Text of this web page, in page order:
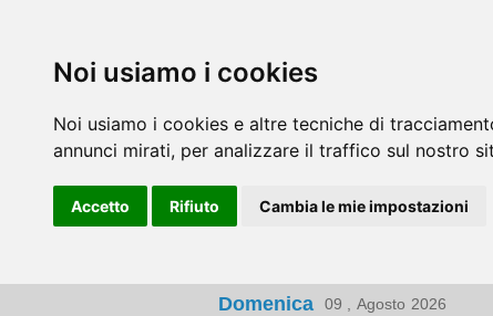
Noi usiamo i cookies
Noi usiamo i cookies e altre tecniche di
annunci mirati, per analizzare il traffico sul nostro
Accetto Rifiuto Cambia le mie impostazioni
Domenica 09 , Agosto 2026